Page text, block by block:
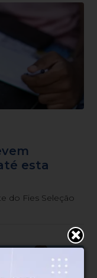
esta
do Fies Seleção